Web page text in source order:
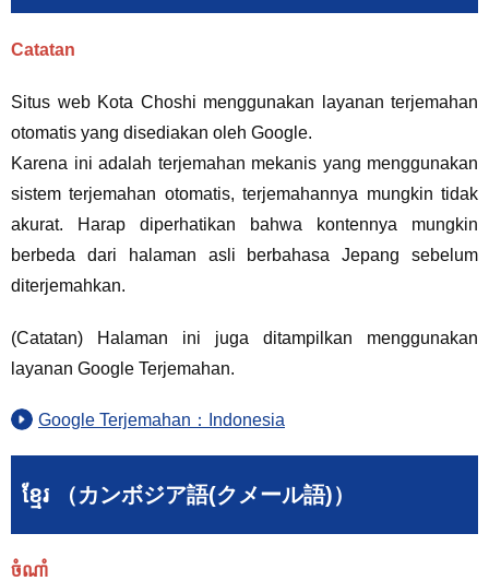
Catatan
Situs web Kota Choshi menggunakan layanan terjemahan
otomatis yang disediakan oleh Google.
Karena ini adalah terjemahan mekanis yang menggunakan
sistem terjemahan otomatis, terjemahannya mungkin tidak
akurat. Harap diperhatikan bahwa kontennya mungkin
berbeda dari halaman asli berbahasa Jepang sebelum
diterjemahkan.
(Catatan) Halaman ini juga ditampilkan menggunakan
layanan Google Terjemahan.
Google Terjemahan：Indonesia
ខ្មែរ （カンボジア語(クメール語)）
ចំណាំ